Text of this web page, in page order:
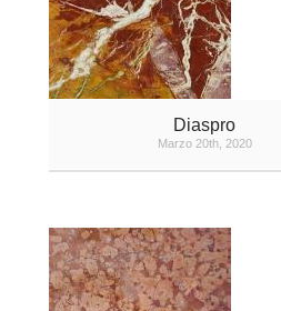
Diaspro
Marzo 20th, 2020